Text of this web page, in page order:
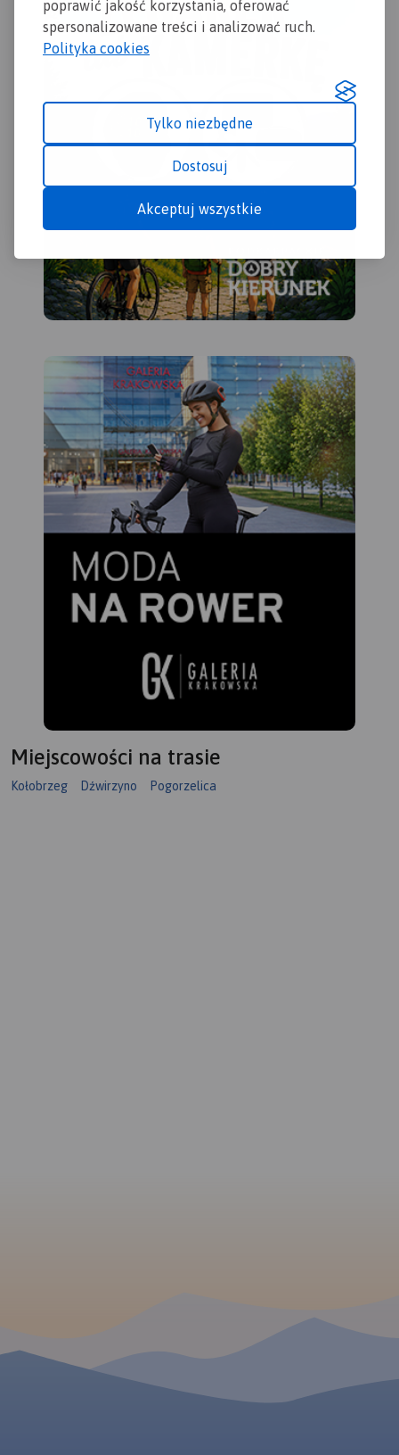
poprawić jakość korzystania, oferować
spersonalizowane treści i analizować ruch.
Polityka cookies
Tylko niezbędne
Dostosuj
Akceptuj wszystkie
Miejscowości na trasie
Kołobrzeg Dźwirzyno Pogorzelica